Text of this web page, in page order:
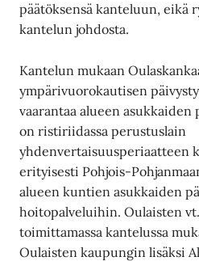
päätöksensä kanteluun,
kantelun johdosta.
Kantelun mukaan
ympärivuorokautisen
vaarantaa alueen
on ristiriidassa perustuslain
yhdenvertaisuusperiaatteen
erityisesti Pohjois-
alueen kuntien asukkaiden
hoitopalveluihin. Oulaisten
toimittamassa kantelussa
Oulaisten kaupungin lisäksi